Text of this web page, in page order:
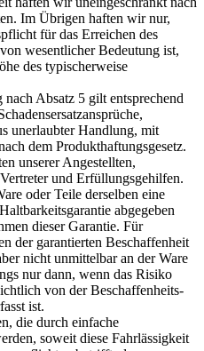
Im Übrigen haften wir nur,
für das Erreichen des
wesentlicher Bedeutung ist,
des typischerweise
Absatz 5 gilt entsprechend
unerlaubter Handlung, mit
dem Produkthaftungsgesetz.
unserer Angestellten,
und Erfüllungsgehilfen.
oder Teile derselben eine
abgegeben
dieser Garantie. Für
der garantierten Beschaffenheit
nicht unmittelbar an der Ware
nur dann, wenn das Risiko
von der Beschaffenheits-
ist.
die durch einfache
soweit diese Fahrlässigkeit